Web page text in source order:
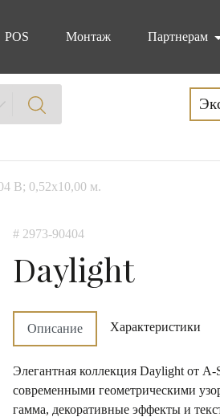
POS Монтаж Партнерам
B; 0,52х10,00 м.
# 2973-90404
Daylight
Описание Характеристики
Элегантная коллекция Daylight от
современными геометрическими
гамма, декоративные эффекты и